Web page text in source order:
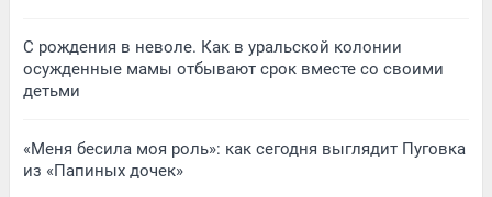
С рождения в неволе. Как в уральской колонии
осужденные мамы отбывают срок вместе со своими
детьми
«Меня бесила моя роль»: как сегодня выглядит Пуговка
из «Папиных дочек»